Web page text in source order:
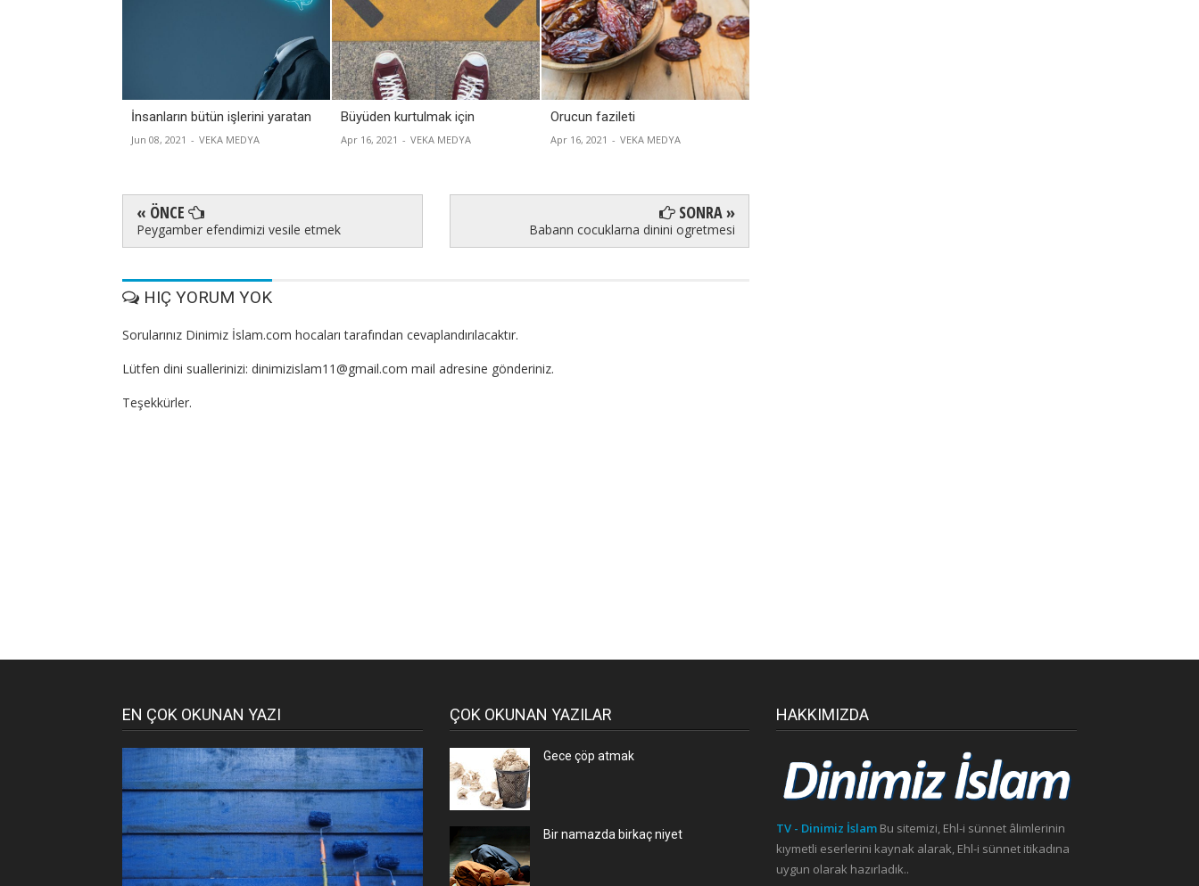
İnsanların bütün işlerini yaratan
Jun 08, 2021 - VEKA MEDYA
Büyüden kurtulmak için
Apr 16, 2021 - VEKA MEDYA
Orucun fazileti
Apr 16, 2021 - VEKA MEDYA
« ÖNCE
Peygamber efendimizi vesile etmek
SONRA »
Babann cocuklarna dinini ogretmesi
HIÇ YORUM YOK
Sorularınız Dinimiz İslam.com hocaları tarafından cevaplandırılacaktır.
Lütfen dini suallerinizi: dinimizislam11@gmail.com mail adresine gönderiniz.
Teşekkürler.
EN ÇOK OKUNAN YAZI ÇOK OKUNAN YAZILAR
Gece çöp atmak
Bir namazda birkaç niyet
HAKKIMIZDA
TV - Dinimiz İslam Bu sitemizi, Ehl-i sünnet âlimlerinin
kıymetli eserlerini kaynak alarak, Ehl-i sünnet itikadına
uygun olarak hazırladık..